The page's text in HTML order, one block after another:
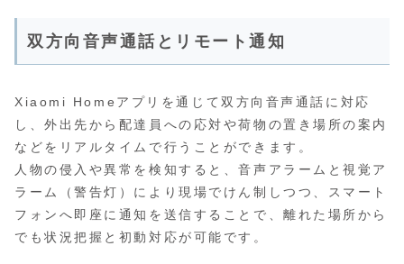
双方向音声通話とリモート通知
Xiaomi Homeアプリを通じて双方向音声通話に対応
し、外出先から配達員への応対や荷物の置き場所の案内
などをリアルタイムで行うことができます。
人物の侵入や異常を検知すると、音声アラームと視覚ア
ラーム（警告灯）により現場でけん制しつつ、スマート
フォンへ即座に通知を送信することで、離れた場所から
でも状況把握と初動対応が可能です。